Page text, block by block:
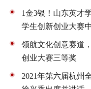
1金3银！山东英才
学生创新创业大赛
领航文化创意赛道
创业大赛三等奖
2021年第六届杭州